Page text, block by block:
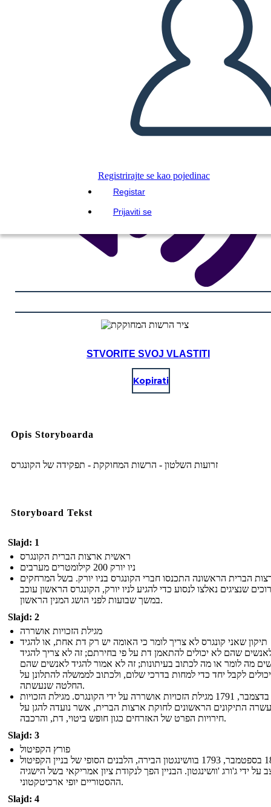
Registrirajte se kao pojedinac
Registar
Prijaviti se
REPRODUCIRAJ DIJAPROJEKCIJU
ČITAJ MI
STVORITE SVOJ VLASTITI
Kopirati
Opis Storyboarda
זרועות השלטון - הרשות המחוקקת - תפקידה של הקונגרס
Storyboard Tekst
Slajd: 1
ראשית ארצות הברית הקונגרס
ניו יורק 200 קילומטרים מערבים
הברית הראשונה התכנסו חברי הקונגרס בניו יורק. בשל המרחקים
שנציגים נאלצו לנסוע כדי להגיע לניו יורק, הקונגרס הראשון עוכב
במשך שבועות לפני הושג המנין הראשון.
Slajd: 2
מגילת הזכויות אושררה
תיקון שאני קונגרס לא צריך לומר כי האומה יש רק דת אחת, או להגיד
שהם לא יכולים להתאמן דת על פי בחירתם; זה לא צריך להגיד
מה לומר או מה לכתוב בעיתונות; זה לא אמור להגיד לאנשים שהם
יכולים לקבל יחד כדי למחות בדרכי שלום, ולכתוב לממשלה להתלונן על
החלטה שנעשתה.
ב -15 בדצמבר, 1791 מגילת הזכויות אושררה על ידי הקונגרס. מגילת הזכויות
התיקונים הראשונים לחוקת ארצות הברית, אשר נועדה להגן על
חירויות הפרט של האזרחים כגון חופש ביטוי, דת, והרכבה.
Slajd: 3
פורץ הקפיטול
ב -18 בספטמבר, 1793 בוושינגטון הבירה, הלבנים הסופי של בניין הקפיטול
על ידי ג'ורג 'וושינגטון. הבניין הפך לנקודת ציון אמריקאי בשל הישגיה
ההסטוריים יופי ארכיטקטוני.
Slajd: 4